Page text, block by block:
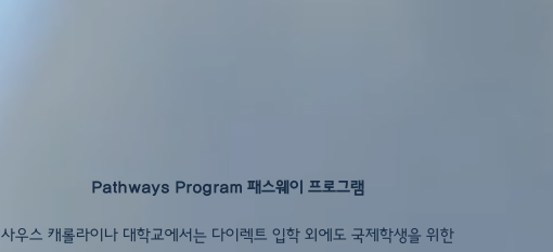
Pathways Program 패스웨이 프로그램
사우스 캐롤라이나 대학교에서는 다이렉트 입학 외에도 국제학생을 위한